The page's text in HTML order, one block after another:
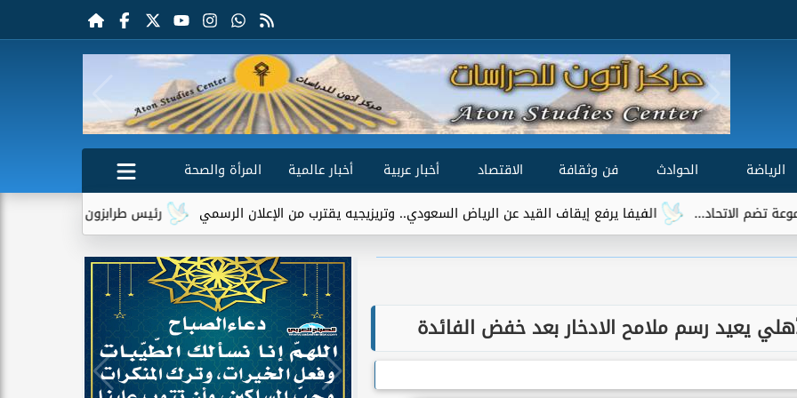
الرياضة الحوادث فن وثقافة الاقتصاد أخبار عربية أخبار عالمية
المرأة والصحة
رئيس طرابزون سبور يكشف دور تريزيجيه
الفيفا يرفع إيقاف القيد عن الرياض السعودي.. وتريزيجيه يقترب من الإعلان الرسمي
يعيد رسم ملامح الادخار بعد خفض الفائدة